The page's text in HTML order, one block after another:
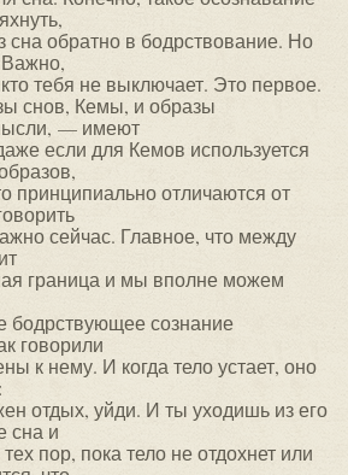
сна обратно в бодрствование. Но
тебя не выключает. Это первое.
снов, Кемы, и образы
— имеют
если для Кемов используется
принципиально отличаются от
сейчас. Главное, что между
граница и мы вполне можем
бодрствующее сознание
говорили
к нему. И когда тело устает, оно
отдых, уйди. И ты уходишь из его
сна и
пор, пока тело не отдохнет или